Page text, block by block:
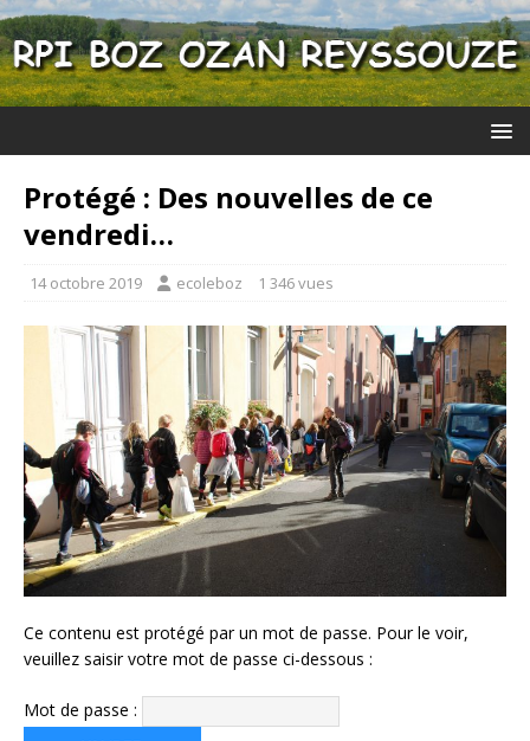
Protégé : Des nouvelles de ce
vendredi…
14 octobre 2019 ecoleboz 1 346 vues
Ce contenu est protégé par un mot de passe. Pour le voir,
veuillez saisir votre mot de passe ci-dessous :
Mot de passe :